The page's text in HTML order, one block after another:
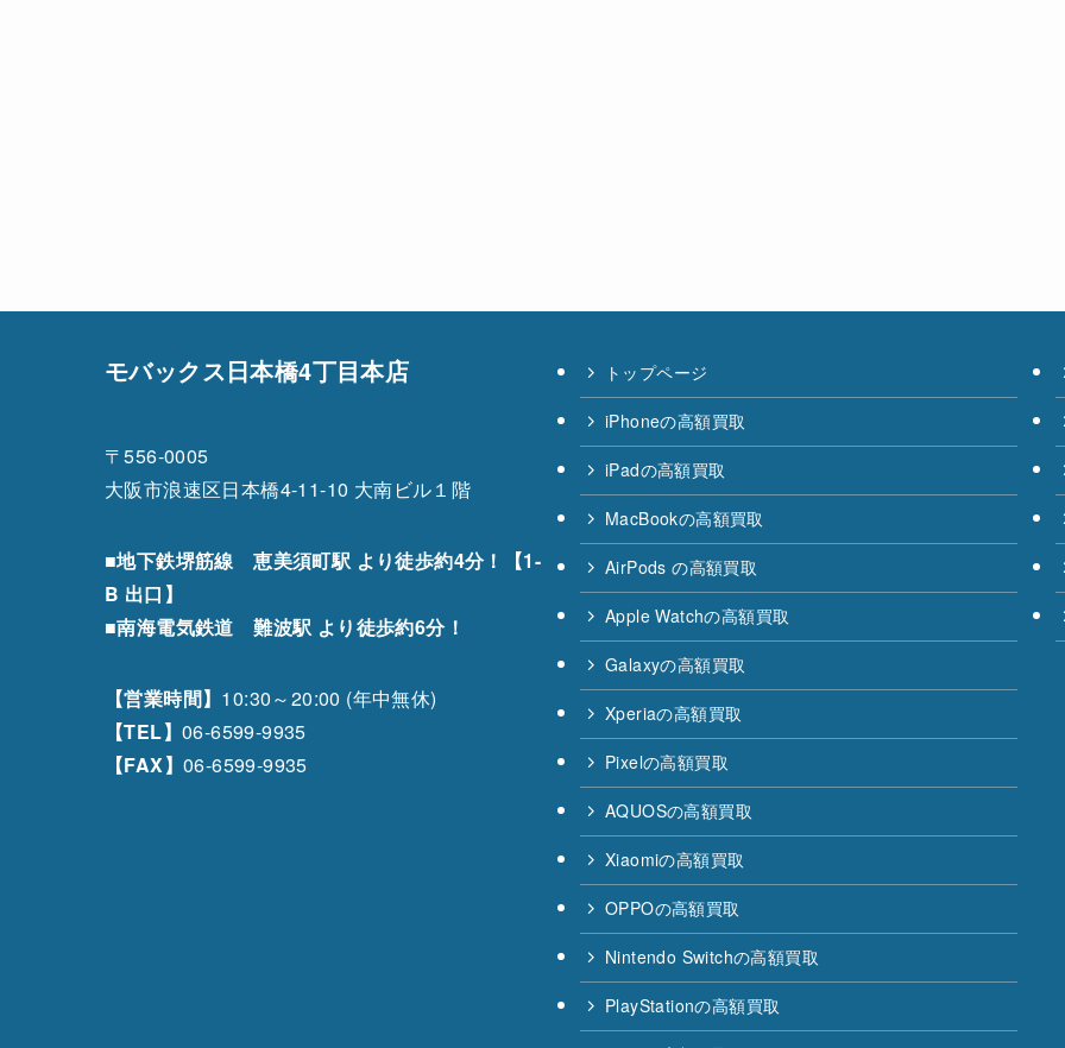
モバックス日本橋4丁目本店
〒556-0005
大阪市浪速区日本橋4-11-10 大南ビル１階
■地下鉄堺筋線 恵美須町駅 より徒歩約4分！【1-
B 出口】
■南海電気鉄道 難波駅 より徒歩約6分！
【営業時間】 10:30～20:00 (年中無休)
【TEL】 06-6599-9935
【FAX】 06-6599-9935
トップページ
iPhoneの高額買取
iPadの高額買取
MacBookの高額買取
AirPods の高額買取
Apple Watchの高額買取
Galaxyの高額買取
Xperiaの高額買取
Pixelの高額買取
AQUOSの高額買取
Xiaomiの高額買取
OPPOの高額買取
Nintendo Switchの高額買取
PlayStationの高額買取